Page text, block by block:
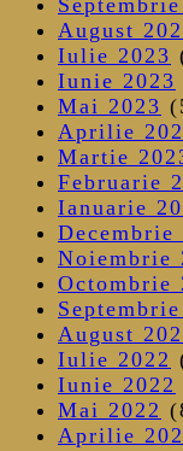
August
Iulie 2023
Iunie 2023
Mai 2023
Aprilie
Martie
Februarie
Ianuarie
Decembrie
Noiembrie
Octombrie
August
Iulie 2022
Iunie 2022
Mai 2022
Aprilie